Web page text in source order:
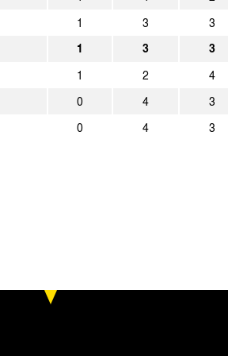
1 3 3
1 3 3
1 2 4
0 4 3
0 4 3